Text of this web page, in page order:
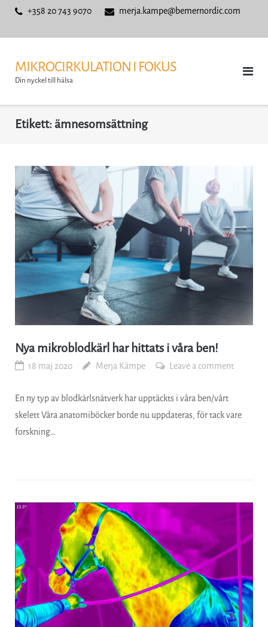
+358 20 743 9070 merja.kampe@bemernordic.com
MIKROCIRKULATION I FOKUS
Din nyckel till hälsa
Etikett:ämnesomsättning
Nya mikroblodkärl har hittats i våra ben!
18 maj 2020 Merja Kämpe Leave a comment
En ny typ av blodkärlsnätverk har upptäckts i våra ben/vårt
skelett Våra anatomiböcker borde nu uppdateras, för tack vare
forskning…